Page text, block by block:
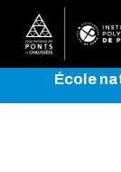
École